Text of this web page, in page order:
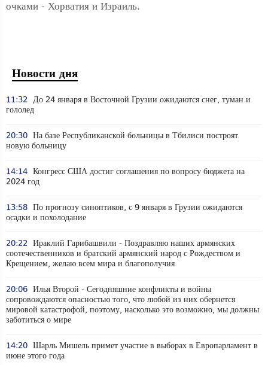
очками - Хорватия и Израиль.
Новости дня
11:32 До 24 января в Восточной Грузии ожидаются снег, туман и
гололед
20:30 На базе Республиканской больницы в Тбилиси построят
новую больницу
14:14 Конгресс США достиг соглашения по вопросу бюджета на
2024 год
13:58 По прогнозу синоптиков, с 9 января в Грузии ожидаются
осадки и похолодание
20:22 Ираклий Гарибашвили - Поздравляю наших армянских
соотечественников и братский армянский народ с Рождеством и
Крещением, желаю всем мира и благополучия
20:06 Илья Второй - Сегодняшние конфликты и войны
сопровождаются опасностью того, что любой из них обернется
мировой катастрофой, поэтому, насколько это возможно, мы должны
заботиться о мире
14:20 Шарль Мишель примет участие в выборах в Европарламент в
июне этого года